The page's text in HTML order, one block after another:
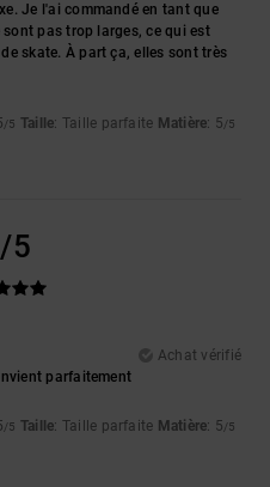
Je l'ai commandé en tant que
sont pas trop larges, ce qui est
skate. À part ça, elles sont très
/5 Taille: Taille parfaite Matière: 5/5
/5
Achat vérifié
parfaitement
/5 Taille: Taille parfaite Matière: 5/5